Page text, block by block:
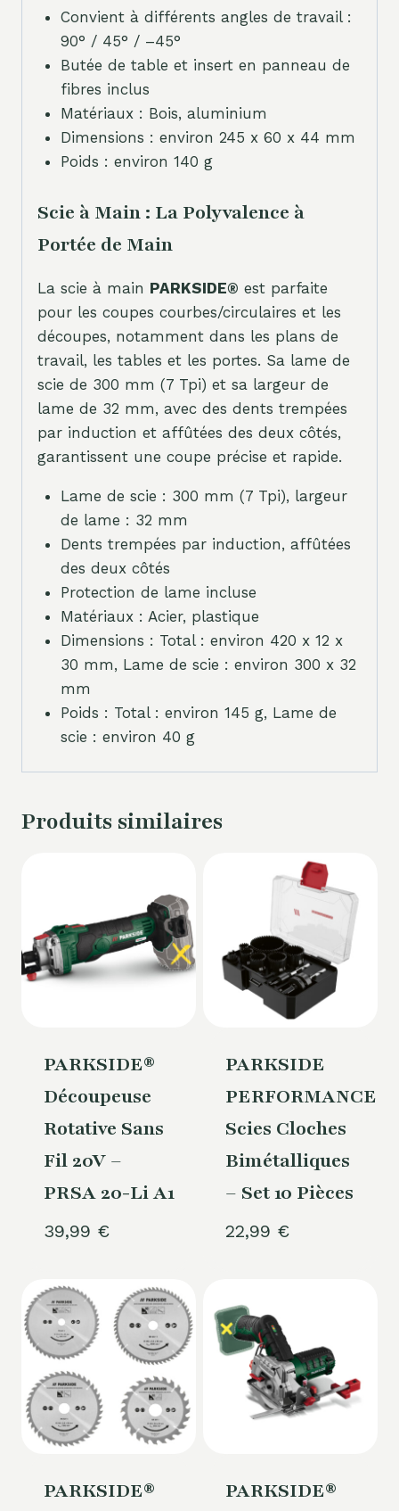
Convient à différents angles de travail :
90° / 45° / –45°
Butée de table et insert en panneau de
fibres inclus
Matériaux : Bois, aluminium
Dimensions : environ 245 x 60 x 44 mm
Poids : environ 140 g
Scie à Main : La Polyvalence à
Portée de Main
La scie à main PARKSIDE® est parfaite
pour les coupes courbes/circulaires et les
découpes, notamment dans les plans de
travail, les tables et les portes. Sa lame de
scie de 300 mm (7 Tpi) et sa largeur de
lame de 32 mm, avec des dents trempées
par induction et affûtées des deux côtés,
garantissent une coupe précise et rapide.
Lame de scie : 300 mm (7 Tpi), largeur
de lame : 32 mm
Dents trempées par induction, affûtées
des deux côtés
Protection de lame incluse
Matériaux : Acier, plastique
Dimensions : Total : environ 420 x 12 x
30 mm, Lame de scie : environ 300 x 32
mm
Poids : Total : environ 145 g, Lame de
scie : environ 40 g
Produits similaires
PARKSIDE®
Découpeuse
Rotative Sans
Fil 20V –
PRSA 20-Li A1
39,99 €
PARKSIDE
PERFORMANCE®
Scies Cloches
Bimétalliques
– Set 10 Pièces
22,99 €
PARKSIDE®
PARKSIDE®